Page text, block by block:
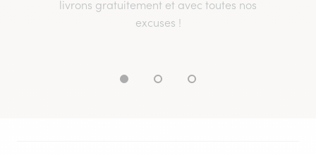
livrons gratuitement et avec toutes nos
excuses !